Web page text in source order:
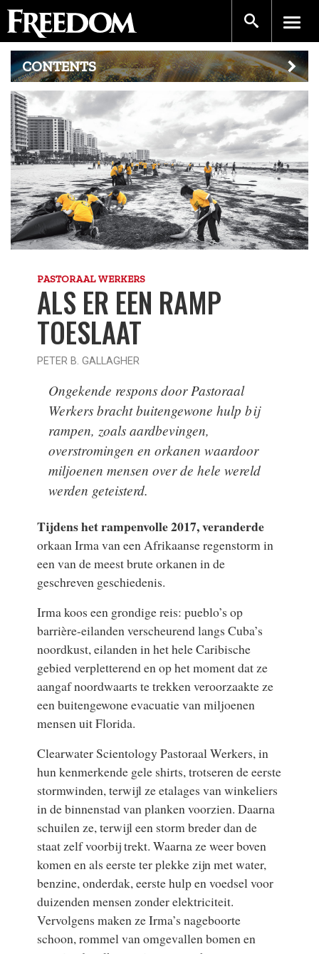
CONTENTS
PASTORAAL WERKERS
ALS ER EEN RAMP
TOESLAAT
PETER B. GALLAGHER
Ongekende respons door Pastoraal
Werkers bracht buitengewone hulp bij
rampen, zoals aardbevingen,
overstromingen en orkanen waardoor
miljoenen mensen over de hele wereld
werden geteisterd.
Tijdens het rampenvolle 2017, veranderde
orkaan Irma van een Afrikaanse regenstorm in
een van de meest brute orkanen in de
geschreven geschiedenis.
Irma koos een grondige reis: pueblo’s op
barrière-eilanden verscheurend langs Cuba’s
noordkust, eilanden in het hele Caribische
gebied verpletterend en op het moment dat ze
aangaf noordwaarts te trekken veroorzaakte ze
een buitengewone evacuatie van miljoenen
mensen uit Florida.
Clearwater Scientology Pastoraal Werkers, in
hun kenmerkende gele shirts, trotseren de eerste
stormwinden, terwijl ze etalages van winkeliers
in de binnenstad van planken voorzien. Daarna
schuilen ze, terwijl een storm breder dan de
staat zelf voorbij trekt. Waarna ze weer boven
komen en als eerste ter plekke zijn met water,
benzine, onderdak, eerste hulp en voedsel voor
duizenden mensen zonder elektriciteit.
Vervolgens maken ze Irma’s nageboorte
schoon, rommel van omgevallen bomen en